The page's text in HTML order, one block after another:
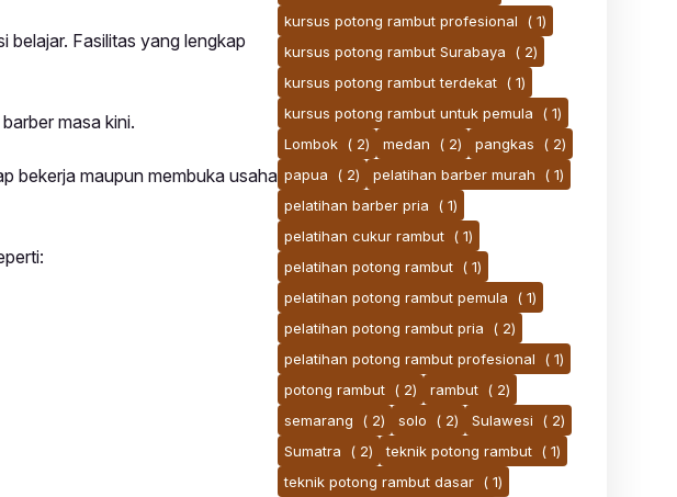
belajar. Fasilitas yang lengkap
masa kini.
bekerja maupun membuka usaha
kursus potong rambut profesional
( 1)
kursus potong rambut Surabaya
( 2)
kursus potong rambut terdekat ( 1)
kursus potong rambut untuk pemula
( 1)
Lombok ( 2) medan ( 2) pangkas
( 2)
papua
( 2) pelatihan barber murah
( 1)
pelatihan barber pria
( 1)
pelatihan cukur rambut ( 1)
pelatihan potong rambut ( 1)
pelatihan potong rambut pemula
( 1)
pelatihan potong rambut pria
( 2)
pelatihan potong rambut profesional
( 1)
potong rambut ( 2) rambut ( 2)
semarang
( 2) solo ( 2) Sulawesi
( 2)
Sumatra
( 2) teknik potong rambut ( 1)
teknik potong rambut dasar ( 1)